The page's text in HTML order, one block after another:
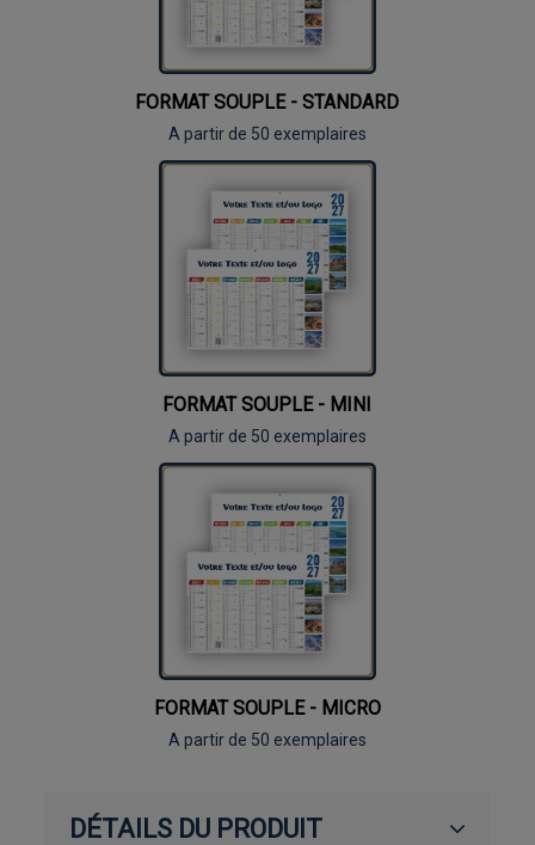
FORMAT SOUPLE - STANDARD
A partir de 50 exemplaires
FORMAT SOUPLE - MINI
A partir de 50 exemplaires
FORMAT SOUPLE - MICRO
A partir de 50 exemplaires
DÉTAILS DU PRODUIT